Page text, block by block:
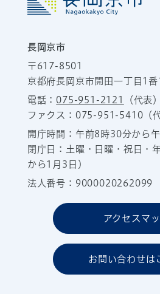
長岡京市
〒617-8501
京都府長岡京市開田一丁目1
電話：075-951-2121
（代表
ファクス：075-951-5410（代
開庁時間：午前8時30分から
閉庁日：土曜・日曜・祝日・
から1月3日）
法人番号：9000020262099
アクセスマ
お問い合わせは